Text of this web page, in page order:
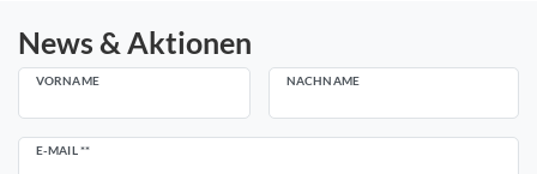
News & Aktionen
VORNAME NACHNAME
E-MAIL **
Newsletter